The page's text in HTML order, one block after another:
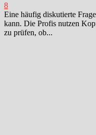
8
Eine häufig diskutierte
kann. Die Profis nutzen
zu prüfen, ob...